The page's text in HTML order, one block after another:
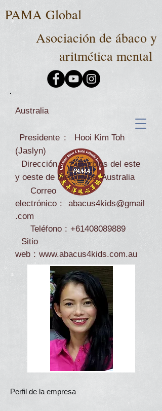
PAMA Global
Asociación de ábaco y
aritmética mental
Australia
Presidente :
Hooi Kim Toh
(Jaslyn)
Dirección :
Suburbios del este
y oeste de Melbourne, Australia
Correo
electrónico :
abacus4kids@gmail
.com
Teléfono : +61408089889
Sitio
web : www.abacus4kids.com.au
Perfil de la empresa